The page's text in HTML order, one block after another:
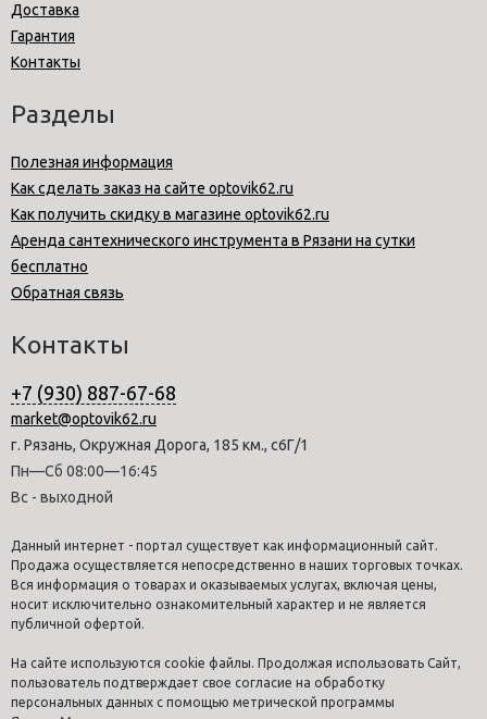
Доставка
Гарантия
Контакты
Разделы
Полезная информация
Как сделать заказ на сайте optovik62.ru
Как получить скидку в магазине optovik62.ru
Аренда сантехнического инструмента в Рязани на сутки
бесплатно
Обратная связь
Контакты
+7 (930) 887-67-68
market@optovik62.ru
г. Рязань, Окружная Дорога, 185 км., с6Г/1
Пн—Сб 08:00—16:45
Вс - выходной
Данный интернет - портал существует как информационный сайт.
Продажа осуществляется непосредственно в наших торговых точках.
Вся информация о товарах и оказываемых услугах, включая цены,
носит исключительно ознакомительный характер и не является
публичной офертой.
На сайте используются cookie файлы. Продолжая использовать Сайт,
пользователь подтверждает свое согласие на обработку
персональных данных с помощью метрической программы